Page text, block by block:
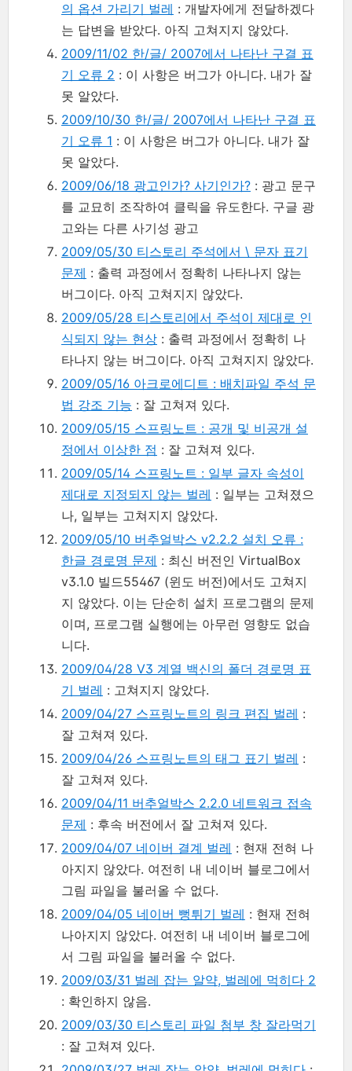
의 옵션 가리기 벌레 : 개발자에게 전달하겠다
는 답변을 받았다. 아직 고쳐지지 않았다.
2009/11/02 한/글/ 2007에서 나타난 구결 표
기 오류 2 : 이 사항은 버그가 아니다. 내가 잘
못 알았다.
2009/10/30 한/글/ 2007에서 나타난 구결 표
기 오류 1 : 이 사항은 버그가 아니다. 내가 잘
못 알았다.
2009/06/18 광고인가? 사기인가? : 광고 문구
를 교묘히 조작하여 클릭을 유도한다. 구글 광
고와는 다른 사기성 광고
2009/05/30 티스토리 주석에서 \ 문자 표기
문제 : 출력 과정에서 정확히 나타나지 않는
버그이다. 아직 고쳐지지 않았다.
2009/05/28 티스토리에서 주석이 제대로 인
식되지 않는 현상 : 출력 과정에서 정확히 나
타나지 않는 버그이다. 아직 고쳐지지 않았다.
2009/05/16 아크로에디트 : 배치파일 주석 문
법 강조 기능 : 잘 고쳐져 있다.
2009/05/15 스프링노트 : 공개 및 비공개 설
정에서 이상한 점 : 잘 고쳐져 있다.
2009/05/14 스프링노트 : 일부 글자 속성이
제대로 지정되지 않는 벌레 : 일부는 고쳐졌으
나, 일부는 고쳐지지 않았다.
2009/05/10 버추얼박스 v2.2.2 설치 오류 :
한글 경로명 문제 : 최신 버전인 VirtualBox
v3.1.0 빌드55467 (윈도 버전)에서도 고쳐지
지 않았다. 이는 단순히 설치 프로그램의 문제
이며, 프로그램 실행에는 아무런 영향도 없습
니다.
2009/04/28 V3 계열 백신의 폴더 경로명 표
기 벌레 : 고쳐지지 않았다.
2009/04/27 스프링노트의 링크 편집 벌레 :
잘 고쳐져 있다.
2009/04/26 스프링노트의 태그 표기 벌레 :
잘 고쳐져 있다.
2009/04/11 버추얼박스 2.2.0 네트워크 접속
문제 : 후속 버전에서 잘 고쳐져 있다.
2009/04/07 네이버 결계 벌레 : 현재 전혀 나
아지지 않았다. 여전히 내 네이버 블로그에서
그림 파일을 불러올 수 없다.
2009/04/05 네이버 뻥튀기 벌레 : 현재 전혀
나아지지 않았다. 여전히 내 네이버 블로그에
서 그림 파일을 불러올 수 없다.
2009/03/31 벌레 잡는 알약, 벌레에 먹히다 2
: 확인하지 않음.
2009/03/30 티스토리 파일 첨부 창 잘라먹기
: 잘 고쳐져 있다.